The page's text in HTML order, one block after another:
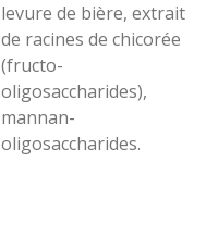
levure de bière, extrait
de racines de chicorée
(fructo-
oligosaccharides),
mannan-
oligosaccharides.